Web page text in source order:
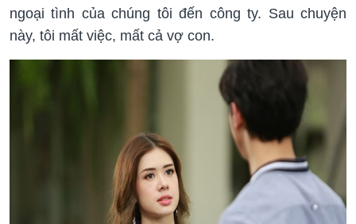
ngoại tình của chúng tôi đến công ty. Sau chuyện
này, tôi mất việc, mất cả vợ con.